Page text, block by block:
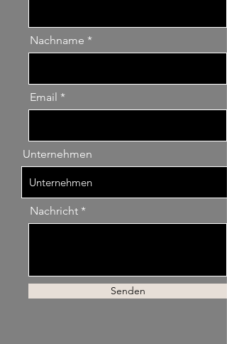
Nachname
Email
Unternehmen
Nachricht
Senden